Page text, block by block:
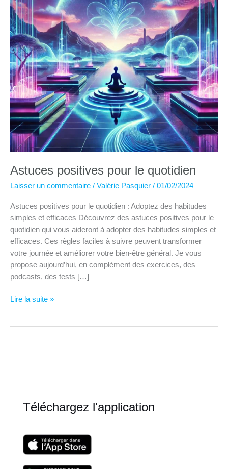
Astuces positives pour le quotidien
Laisser un commentaire / Valérie Pasquier / 01/02/2024
Astuces positives pour le quotidien : Adoptez des habitudes
simples et efficaces Découvrez des astuces positives pour le
quotidien qui vous aideront à adopter des habitudes simples et
efficaces. Ces règles faciles à suivre peuvent transformer
votre journée et améliorer votre bien-être général. Je vous
propose aujourd’hui, en complément des exercices, des
podcasts, des tests […]
Astuces
Lire la suite »
Téléchargez l'application